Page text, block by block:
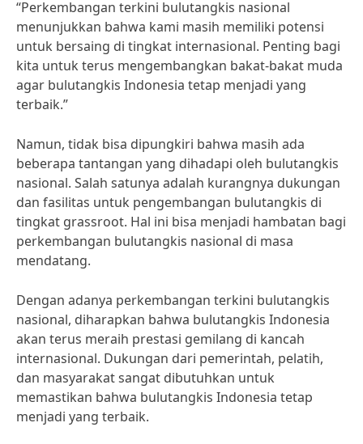
“Perkembangan terkini bulutangkis nasional
menunjukkan bahwa kami masih memiliki potensi
untuk bersaing di tingkat internasional. Penting bagi
kita untuk terus mengembangkan bakat-bakat muda
agar bulutangkis Indonesia tetap menjadi yang
terbaik.”
Namun, tidak bisa dipungkiri bahwa masih ada
beberapa tantangan yang dihadapi oleh bulutangkis
nasional. Salah satunya adalah kurangnya dukungan
dan fasilitas untuk pengembangan bulutangkis di
tingkat grassroot. Hal ini bisa menjadi hambatan bagi
perkembangan bulutangkis nasional di masa
mendatang.
Dengan adanya perkembangan terkini bulutangkis
nasional, diharapkan bahwa bulutangkis Indonesia
akan terus meraih prestasi gemilang di kancah
internasional. Dukungan dari pemerintah, pelatih,
dan masyarakat sangat dibutuhkan untuk
memastikan bahwa bulutangkis Indonesia tetap
menjadi yang terbaik.